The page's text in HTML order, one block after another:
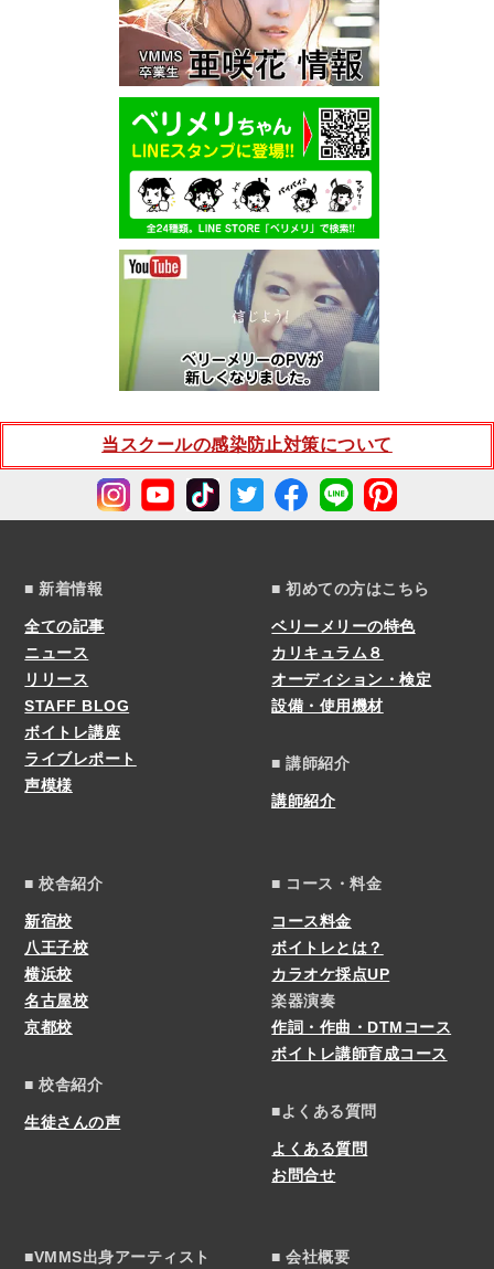
当スクールの感染防止対策について
■ 新着情報
全ての記事
ニュース
リリース
STAFF BLOG
ボイトレ講座
ライブレポート
声模様
■ 初めての方はこちら
ベリーメリーの特色
カリキュラム８
オーディション・検定
設備・使用機材
■ 講師紹介
講師紹介
■ 校舎紹介
新宿校
八王子校
横浜校
名古屋校
京都校
■ 校舎紹介
生徒さんの声
■ コース・料金
コース料金
ボイトレとは？
カラオケ採点UP
楽器演奏
作詞・作曲・DTMコース
ボイトレ講師育成コース
■よくある質問
よくある質問
お問合せ
■VMMS出身アーティスト ■ 会社概要